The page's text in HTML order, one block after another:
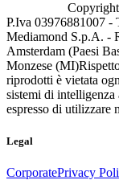
P.Iva 03976881007
Mediamond S.p.A. -
Amsterdam (Paesi
Monzese (MI)
riprodotti è vietata
sistemi di
espresso di utilizzare
Legal
CorporatePrivacy